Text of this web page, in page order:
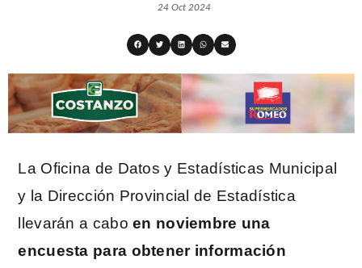
24 Oct 2024
La Oficina de Datos y Estadísticas Municipal
y la Dirección Provincial de Estadística
llevarán a cabo en noviembre una
encuesta para obtener información